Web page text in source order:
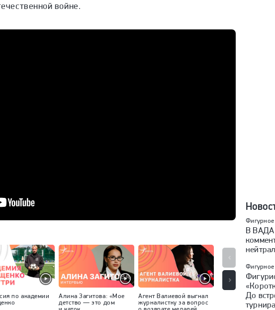
войне.
по академии
Алина Загитова: «Мое
детство — это дом
Агент Валиевой выгнал
журналистку за вопрос
Олимпиада: кто
от России? /
Фигурное
В ВАДА
Фигурное
До